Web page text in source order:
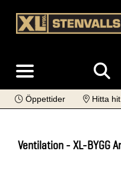
Öppettider Hitta hit
Ventilation - XL-BYGG